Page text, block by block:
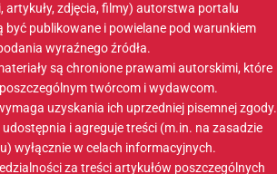
artykuły, zdjęcia, filmy) autorstwa portalu
być publikowane i powielane pod warunkiem
wyraźnego źródła.
są chronione prawami autorskimi, które
twórcom i wydawcom.
uzyskania ich uprzedniej pisemnej zgody.
i agreguje treści (m.in. na zasadzie
wyłącznie w celach informacyjnych.
za treści artykułów poszczególnych